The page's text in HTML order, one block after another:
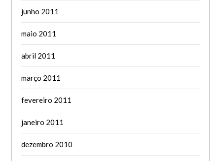
junho 2011
maio 2011
abril 2011
março 2011
fevereiro 2011
janeiro 2011
dezembro 2010